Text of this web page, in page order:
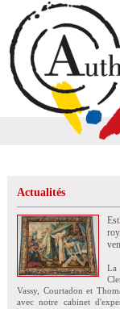
Actualités
La
Vassy, Courtadon et
avec notre cabinet